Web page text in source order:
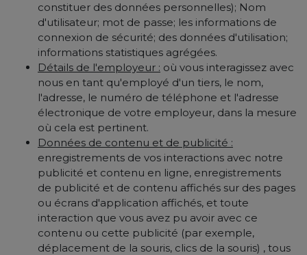
constituer des données personnelles); Nom
d'utilisateur; mot de passe; les informations de
connexion de sécurité; des données d'utilisation;
informations statistiques agrégées.
Détails de l'employeur : où vous interagissez avec
nous en tant qu'employé d'un tiers, le nom,
l'adresse, le numéro de téléphone et l'adresse
électronique de votre employeur, dans la mesure
où cela est pertinent.
Données de contenu et de publicité :
enregistrements de vos interactions avec notre
publicité et contenu en ligne, enregistrements
de publicité et de contenu affichés sur des pages
ou écrans d'application affichés, et toute
interaction que vous avez pu avoir avec ce
contenu ou cette publicité (par exemple,
déplacement de la souris, clics de la souris) , tous